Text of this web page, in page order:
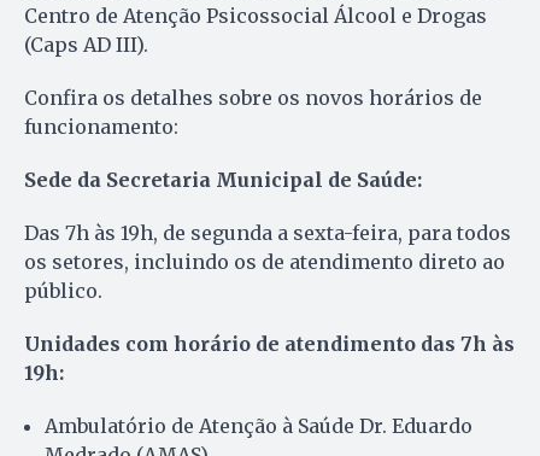
Centro de Atenção Psicossocial Álcool e Drogas
(Caps AD III).
Confira os detalhes sobre os novos horários de
funcionamento:
Sede da Secretaria Municipal de Saúde:
Das 7h às 19h, de segunda a sexta-feira, para todos
os setores, incluindo os de atendimento direto ao
público.
Unidades com horário de atendimento das 7h às
19h:
Ambulatório de Atenção à Saúde Dr. Eduardo